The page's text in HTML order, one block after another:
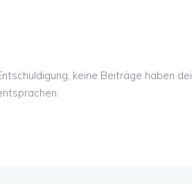
keine Beiträge haben